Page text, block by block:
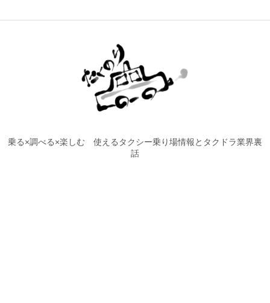
乗る×調べる×楽しむ 使えるタクシー乗り場情報とタクドラ業界裏
話